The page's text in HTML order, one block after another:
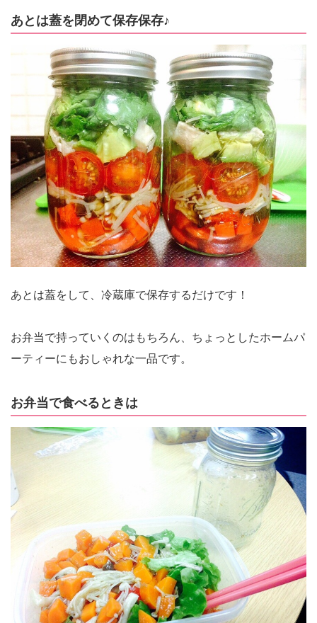
あとは蓋を閉めて保存保存♪
あとは蓋をして、冷蔵庫で保存するだけです！
お弁当で持っていくのはもちろん、ちょっとしたホームパ
ーティーにもおしゃれな一品です。
お弁当で食べるときは